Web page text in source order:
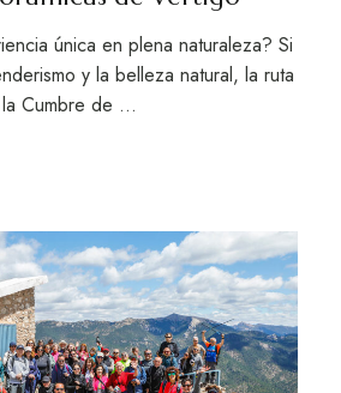
única en plena naturaleza? Si
y la belleza natural, la ruta
Cumbre de …